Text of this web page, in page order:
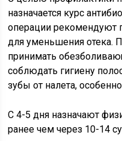
назначается курс
операции рекомендуют
для уменьшения отека.
принимать
соблюдать гигиену
зубы от налета,
С 4-5 дня назначают
ранее чем через 10-14